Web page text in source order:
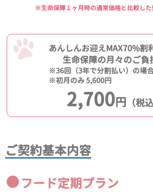
※生命保障１ヶ月時の通常価格と比較し
あんしんお迎えMAX70%割
生命保障の月々のご負
※36回（3年で分割払い）の場
※初月のみ 5,600円
2,700円 （税
ご契約基本内容
フード定期プラン